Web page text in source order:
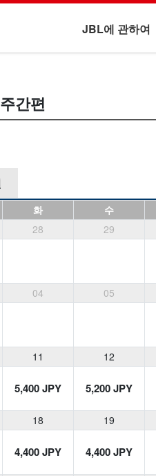
JBL에 관하여
주간편
화 수
28 29
04 05
11 12
5,400 JPY 5,200 JPY
18 19
4,400 JPY 4,400 JPY